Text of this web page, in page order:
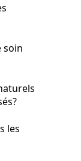
soin
les